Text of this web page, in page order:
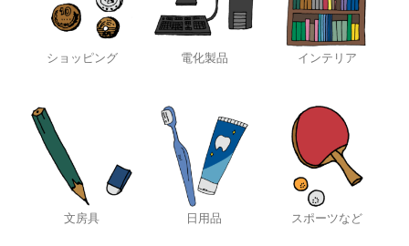
ショッピング 電化製品 インテリア
文房具 日用品 スポーツなど